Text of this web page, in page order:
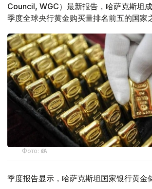
Council, WGC）最新报告，哈萨克斯坦
季度全球央行黄金购买量排名前五的国家
Фото: ӨзА
季度报告显示，哈萨克斯坦国家银行黄金